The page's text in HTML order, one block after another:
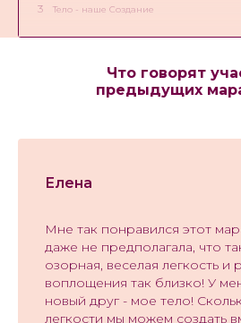
3 Тело - наше Создание
Как перестать судить свое Тело?
6 Вселенная Тела
Что говорят
предыдущих
Елена
Мне так понравился этот
даже не предполагала, что
озорная, веселая легкость и
воплощения так близко! У
новый друг - мое тело!
легкости мы можем создать